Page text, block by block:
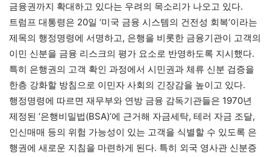
금융권까지 확대하고 있다는 우려의 목소리가 나오고 있다.
트럼프 대통령은 20일 ‘미국 금융 시스템의 건전성 회복’이라는
제목의 행정명령에 서명하고, 은행을 비롯한 금융기관이 고객의
이민 신분을 금융 리스크의 평가 요소로 반영하도록 지시했다.
특히 은행권의 고객 확인 과정에서 시민권과 체류 신분 검증을
한층 강화할 방침으로 이민자 사회의 긴장감을 높이고 있다.
행정명령에 따르면 재무부와 연방 금융 감독기관들은 1970년
제정된 ‘은행비밀법(BSA)’에 근거해 자금세탁, 테러 자금 조달,
인신매매 등의 위험 가능성이 있는 고객을 식별할 수 있도록 은
행권에 새로운 지침을 마련하게 된다. 특히 외국 영사관 신분증